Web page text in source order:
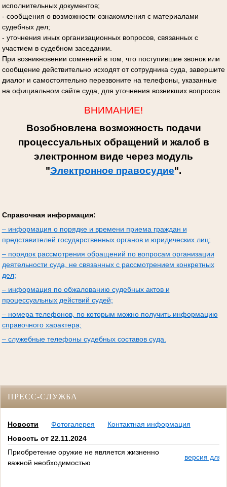
исполнительных документов;
- сообщения о возможности ознакомления с материалами
судебных дел;
- уточнения иных организационных вопросов, связанных с
участием в судебном заседании.
При возникновении сомнений в том, что поступившие звонок или
сообщение действительно исходят от сотрудника суда, завершите
диалог и самостоятельно перезвоните на телефоны, указанные
на официальном сайте суда, для уточнения возникших вопросов.
ВНИМАНИЕ!
Возобновлена возможность подачи
процессуальных обращений и жалоб в
электронном виде через модуль
"Электронное правосудие".
Справочная информация:
– информация о порядке и времени приема граждан и
представителей государственных органов и юридических лиц;
– порядок рассмотрения обращений по вопросам организации
деятельности суда, не связанных с рассмотрением конкретных
дел;
– информация по обжалованию судебных актов и
процессуальных действий судей;
– номера телефонов, по которым можно получить информацию
справочного характера;
– служебные телефоны судебных составов суда.
ПРЕСС-СЛУЖБА
Новости Фотогалерея
Контактная информация
Новость от 22.11.2024
Приобретение оружие не является жизненно
важной необходимостью
версия для